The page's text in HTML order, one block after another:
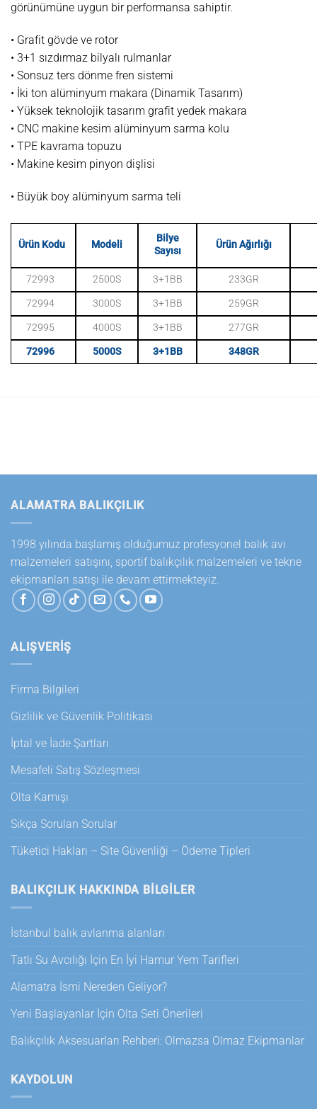
görünümüne uygun bir performansa sahiptir.
• Grafit gövde ve rotor
• 3+1 sızdırmaz bilyalı rulmanlar
• Sonsuz ters dönme fren sistemi
• İki ton alüminyum makara (Dinamik Tasarım)
• Yüksek teknolojik tasarım grafit yedek makara
• CNC makine kesim alüminyum sarma kolu
• TPE kavrama topuzu
• Makine kesim pinyon dişlisi
• Büyük boy alüminyum sarma teli
Ürün Kodu Modeli
Bilye
Sayısı
Ürün Ağırlığı
72993 2500S 3+1BB
233GR
72994
3000S 3+1BB
259GR
72995
4000S 3+1BB
277GR
72996
5000S 3+1BB 348GR
ALAMATRA BALIKÇILIK
1998 yılında başlamış olduğumuz profesyonel balık avı
malzemeleri satışını, sportif balıkçılık malzemeleri ve tekne
ekipmanları satışı ile devam ettirmekteyiz.
ALIŞVERİŞ
Firma Bilgileri
Gizlilik ve Güvenlik Politikası
İptal ve İade Şartları
Mesafeli Satış Sözleşmesi
Olta Kamışı
Sıkça Sorulan Sorular
Tüketici Hakları – Site Güvenliği – Ödeme Tipleri
BALIKÇILIK HAKKINDA BILGILER
İstanbul balık avlanma alanları
Tatlı Su Avcılığı İçin En İyi Hamur Yem Tarifleri
Alamatra İsmi Nereden Geliyor?
Yeni Başlayanlar İçin Olta Seti Önerileri
Balıkçılık Aksesuarları Rehberi: Olmazsa Olmaz Ekipmanlar
KAYDOLUN